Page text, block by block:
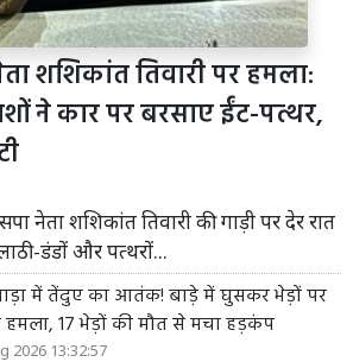
शशिकांत तिवारी पर हमला:
ने कार पर बरसाए ईंट-पत्थर,
नेता शशिकांत तिवारी की गाड़ी पर देर रात
डंडों और पत्थरों...
में तेंदुए का आतंक! बाड़े में घुसकर भेड़ों पर
हमला, 17 भेड़ों की मौत से मचा हड़कंप
2026 13:32:57